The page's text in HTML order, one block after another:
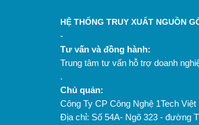
HỆ THỐNG TRUY XUẤT NGUỒN
-
Tư vấn và đồng hành:
Trung tâm tư vấn hỗ trợ doanh
.
Chủ quản:
Công Ty CP Công Nghệ 1Tech Việt
Địa chỉ: Số 54A- Ngõ 323 - đường